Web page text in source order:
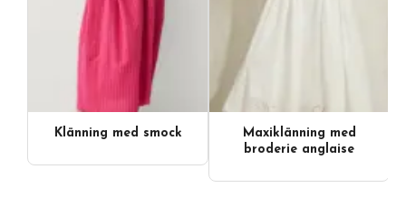
Klänning med smock
Maxiklänning med
broderie anglaise